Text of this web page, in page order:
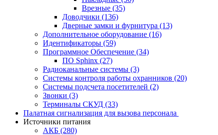
Врезные (35)
Доводчики (136)
Дверные замки и фурнитура (13)
Дополнительное оборудование (16)
Идентификаторы (59)
Программное Обеспечение (34)
ПО Sphinx (27)
Радиоканальные системы (3)
Системы контроля работы охранников (20)
Системы подсчета посетителей (2)
Звонки (3)
Терминалы СКУД (33)
Палатная сигнализация для вызова персонала
Источники питания
АКБ (280)